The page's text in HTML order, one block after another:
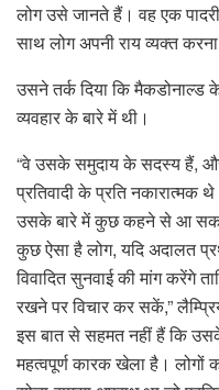
लोग उसे जानते हैं। वह एक
साथ लोग अपनी राय व्यक्त
उसने तर्क दिया कि मैकडोनाल्ड
व्यवहार के बारे में थी।
“वे उसके समुदाय के सदस्य हैं,
प्रतिवादी के प्रति
उसके बारे में कुछ कहने से आ
कुछ ऐसा है लोग, यदि अदालत
विवादित सुनवाई की मांग करेंगे
रखने पर विचार कर सकें,”
इस बात से सहमत नहीं हैं कि
महत्वपूर्ण कारक खेला है।